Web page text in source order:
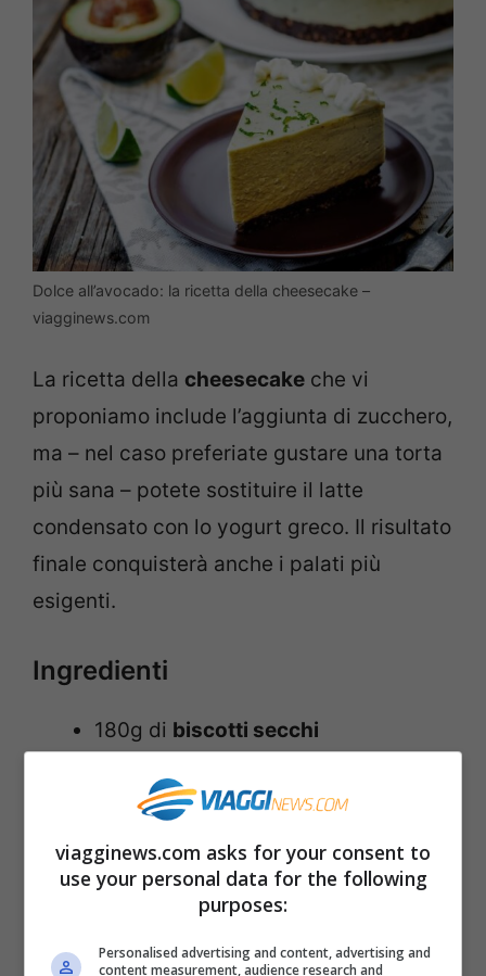
Dolce all’avocado: la ricetta della cheesecake –
viagginews.com
La ricetta della cheesecake che vi
proponiamo include l’aggiunta di zucchero,
ma – nel caso preferiate gustare una torta
più sana – potete sostituire il latte
condensato con lo yogurt greco. Il risultato
finale conquisterà anche i palati più
esigenti.
Ingredienti
180g di biscotti secchi
zuccherato(397g x 2)
455g di
formaggio fresco cremoso
2limoni
3avocado
viagginews.com asks for your consent to
use your personal data for the following
purposes:
Personalised advertising and content, advertising and
content measurement, audience research and